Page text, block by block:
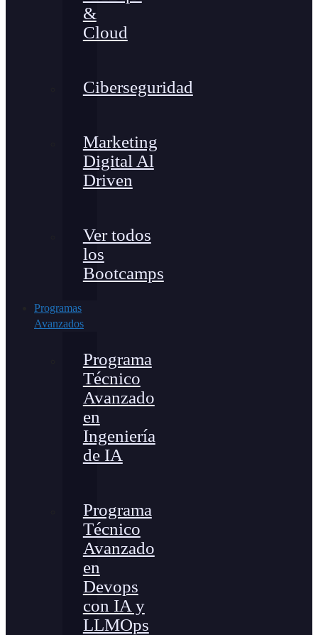
&
Cloud
Ciberseguridad
Marketing
Digital Al
Driven
Ver todos
los
Bootcamps
Programas
Avanzados
Programa
Técnico
Avanzado
en
Ingeniería
de IA
Programa
Técnico
Avanzado
en
Devops
con IA y
LLMOps